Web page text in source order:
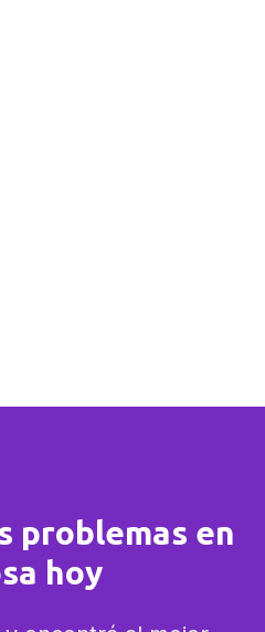
problemas en
hoy